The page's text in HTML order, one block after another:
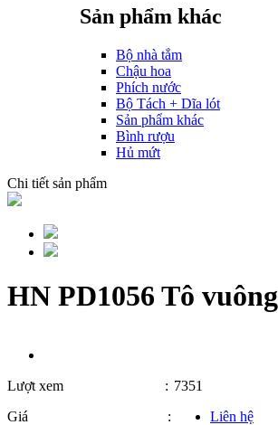
Sản phẩm khác
Bộ nhà tắm
Chậu hoa
Phích nước
Bộ Tách + Dĩa lót
Sản phẩm khác
Bình rượu
Hủ mứt
Chi tiết sản phẩm
HN PD1056 Tô vuông
Lượt xem : 7351
Giá
: Liên hệ